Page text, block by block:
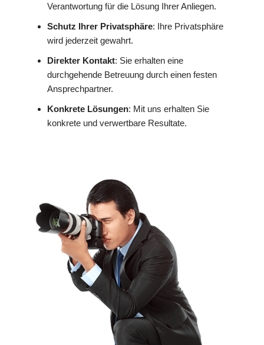
Verantwortung für die Lösung Ihrer Anliegen.
Schutz Ihrer Privatsphäre: Ihre Privatsphäre
wird jederzeit gewahrt.
Direkter Kontakt: Sie erhalten eine
durchgehende Betreuung durch einen festen
Ansprechpartner.
Konkrete Lösungen: Mit uns erhalten Sie
konkrete und verwertbare Resultate.